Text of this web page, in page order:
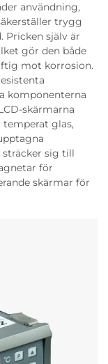
användning,
trygg
Pricken själv är
gör den både
mot korrosion.
komponenterna
skärmarna
temperat glas,
sträcker sig till
för
skärmar för